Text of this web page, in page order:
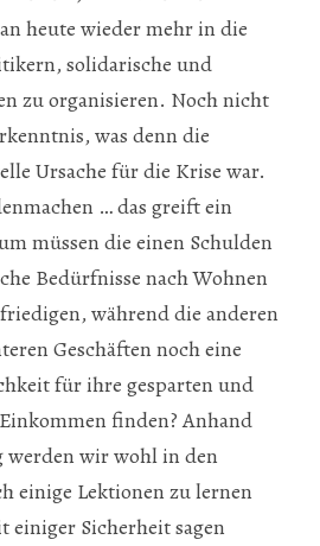
heute wieder mehr in die
solidarische und
zu organisieren. Noch nicht
was denn die
Ursache für die Krise war.
… das greift ein
müssen die einen Schulden
Bedürfnisse nach Wohnen
während die anderen
Geschäften noch eine
für ihre gesparten und
finden? Anhand
werden wir wohl in den
einige Lektionen zu lernen
einiger Sicherheit sagen